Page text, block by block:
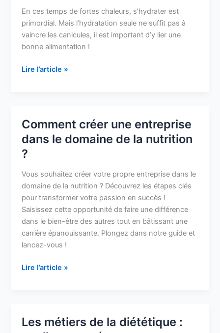
En ces temps de fortes chaleurs, s’hydrater est
primordial. Mais l’hydratation seule ne suffit pas à
vaincre les canicules, il est important d’y lier une
bonne alimentation !
aliments
consommer
pour
yLire l’article »
Comment créer une entreprise
dans le domaine de la nutrition
?
Vous souhaitez créer votre propre entreprise dans le
domaine de la nutrition ? Découvrez les étapes clés
pour transformer votre passion en succès !
Saisissez cette opportunité de faire une différence
dans le bien-être des autres tout en bâtissant une
carrière épanouissante. Plongez dans notre guide et
lancez-vous !
Comment
créer
une
entreprise
dans
le
domaine
de
la
nutrition
?
Lire l’article »
Les métiers de la diététique :
Les